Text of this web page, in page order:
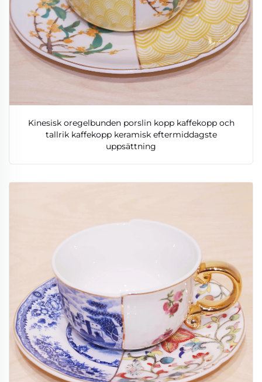
Kinesisk oregelbunden porslin kopp kaffekopp och
tallrik kaffekopp keramisk eftermiddagste
uppsättning